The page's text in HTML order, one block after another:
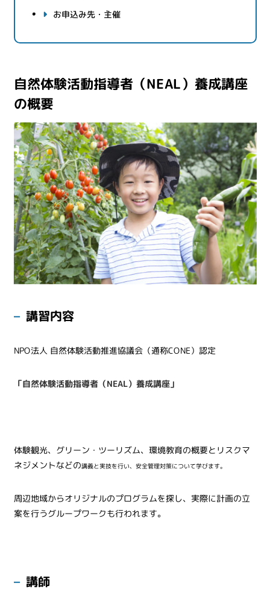
お申込み先・主催
自然体験活動指導者（NEAL）養成講座
の概要
講習内容
NPO法人 自然体験活動推進協議会（通称CONE）認定
「自然体験活動指導者（NEAL）養成講座」
体験観光、グリーン・ツーリズム、環境教育の概要とリスクマ
ネジメントなどの講義と実技を行い、 安全管理対策について学びます。
周辺地域からオリジナルのプログラムを探し、実際に計画の立
案を行うグループワークも行われます。
講師